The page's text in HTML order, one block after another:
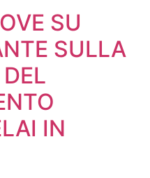
SU
SULLA
IN